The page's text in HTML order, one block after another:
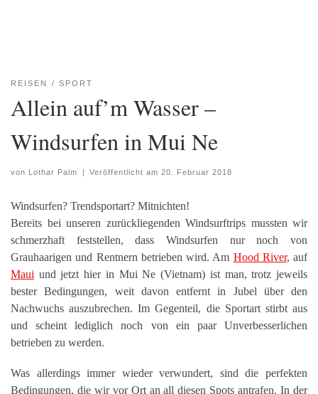
REISEN SPORT
Allein auf’m Wasser –
Windsurfen in Mui Ne
von Lothar Palm | Veröffentlicht am20. Februar 2018
Windsurfen? Trendsportart? Mitnichten!
Bereits bei unseren zurückliegenden Windsurftrips mussten wir
schmerzhaft feststellen, dass Windsurfen nur noch von
Grauhaarigen und Rentnern betrieben wird. Am Hood River, auf
Maui und jetzt hier in Mui Ne (Vietnam) ist man, trotz jeweils
bester Bedingungen, weit davon entfernt in Jubel über den
Nachwuchs auszubrechen. Im Gegenteil, die Sportart stirbt aus
und scheint lediglich noch von ein paar Unverbesserlichen
betrieben zu werden.
Was allerdings immer wieder verwundert, sind die perfekten
Bedingungen, die wir vor Ort an all diesen Spots antrafen. In der